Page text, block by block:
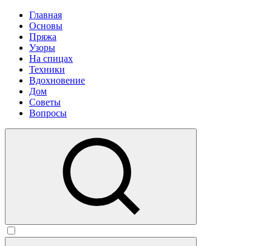
Главная
Основы
Пряжа
Узоры
На спицах
Техники
Вдохновение
Дом
Советы
Вопросы